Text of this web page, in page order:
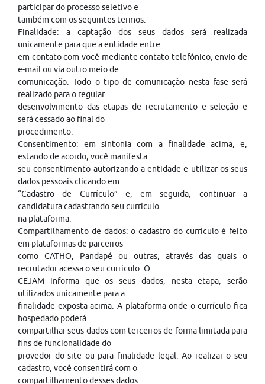
participar do processo seletivo e
também com os seguintes termos:
Finalidade: a captação dos seus dados será realizada
unicamente para que a entidade entre
em contato com você mediante contato telefônico, envio de
e-mail ou via outro meio de
comunicação. Todo o tipo de comunicação nesta fase será
realizado para o regular
desenvolvimento das etapas de recrutamento e seleção e
será cessado ao final do
procedimento.
Consentimento: em sintonia com a finalidade acima, e,
estando de acordo, você manifesta
seu consentimento autorizando a entidade e utilizar os seus
dados pessoais clicando em
“Cadastro de Currículo” e, em seguida, continuar a
candidatura cadastrando seu currículo
na plataforma.
Compartilhamento de dados: o cadastro do currículo é feito
em plataformas de parceiros
como CATHO, Pandapé ou outras, através das quais o
recrutador acessa o seu currículo. O
CEJAM informa que os seus dados, nesta etapa, serão
utilizados unicamente para a
finalidade exposta acima. A plataforma onde o currículo fica
hospedado poderá
compartilhar seus dados com terceiros de forma limitada para
fins de funcionalidade do
provedor do site ou para finalidade legal. Ao realizar o seu
cadastro, você consentirá com o
compartilhamento desses dados.